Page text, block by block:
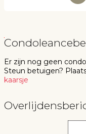
Er zijn nog geen
Steun betuigen?
kaarsje